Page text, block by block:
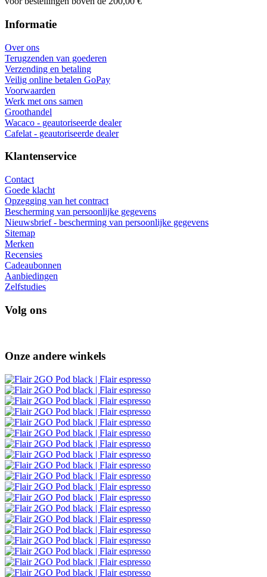
Informatie
Over ons
Terugzenden van goederen
Verzending en betaling
Veilig online betalen GoPay
Voorwaarden
Werk met ons samen
Groothandel
Wacaco - geautoriseerde dealer
Cafelat - geautoriseerde dealer
Klantenservice
Contact
Goede klacht
Opzegging van het contract
Bescherming van persoonlijke gegevens
Nieuwsbrief - bescherming van persoonlijke gegevens
Sitemap
Merken
Recensies
Cadeaubonnen
Aanbiedingen
Zelfstudies
Volg ons
Onze andere winkels